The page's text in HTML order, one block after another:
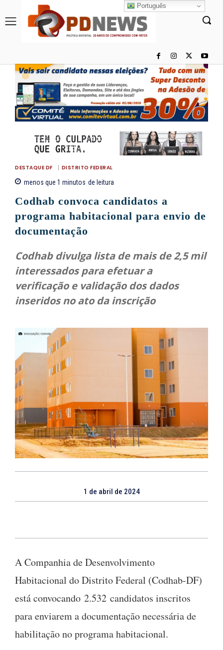
DESTAQUE DF DISTRITO FEDERAL
menos que 1 minutos de leitura
Codhab convoca candidatos a
programa habitacional para envio de
documentação
Codhab divulga lista de mais de 2,5 mil
interessados para efetuar a
verificação e validação dos dados
inseridos no ato da inscrição
1 de abril de 2024
A Companhia de Desenvolvimento
Habitacional do Distrito Federal (Codhab-DF)
está convocando 2.532 candidatos inscritos
para enviarem a documentação necessária de
habilitação no programa habitacional.
Português